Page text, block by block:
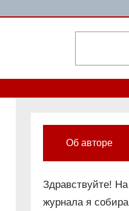
Об авторе
Здравствуйте!
журнала я